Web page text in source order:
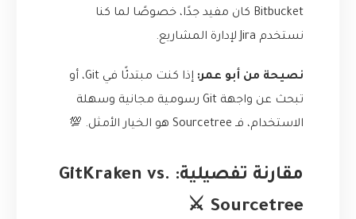
Bitbucket كان مفيد جدًا، خصوصًا لما كنا
نستخدم Jira لإدارة المشاريع.
نصيحة من أبو عمر:
إذا كنت مبتدئًا في Git، أو
تبحث عن واجهة Git رسومية مجانية وسهلة
الاستخدام، فـ Sourcetree هو الخيار الأمثل. 💯
مقارنة تفصيلية: GitKraken vs.
Sourcetree ⚔️